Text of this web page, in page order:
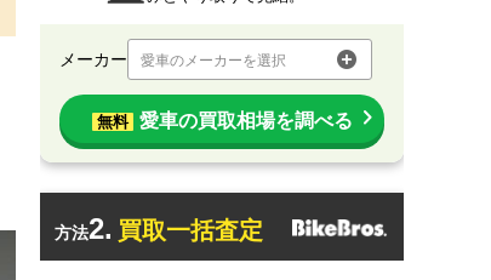
メーカー 愛車のメーカーを選択
無料 愛車の買取相場を調べる
方法2. 買取一括査定